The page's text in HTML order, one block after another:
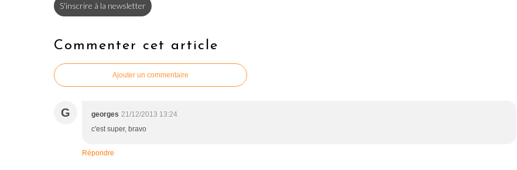
S'inscrire à la newsletter
Commenter cet article
Ajouter un commentaire
G georges 21/12/2013 13:24
c'est super, bravo
Répondre